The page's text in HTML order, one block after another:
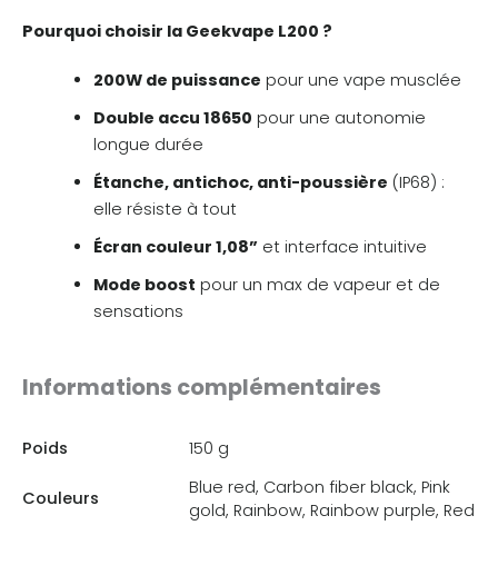
Pourquoi choisir la Geekvape L200 ?
200W de puissance pour une vape musclée
Double accu 18650 pour une autonomie
longue durée
Étanche, antichoc, anti-poussière (IP68) :
elle résiste à tout
Écran couleur 1,08”et interface intuitive
Mode boost pour un max de vapeur et de
sensations
Informations complémentaires
Poids 150 g
Couleurs
Blue red, Carbon fiber black, Pink
gold, Rainbow, Rainbow purple, Red